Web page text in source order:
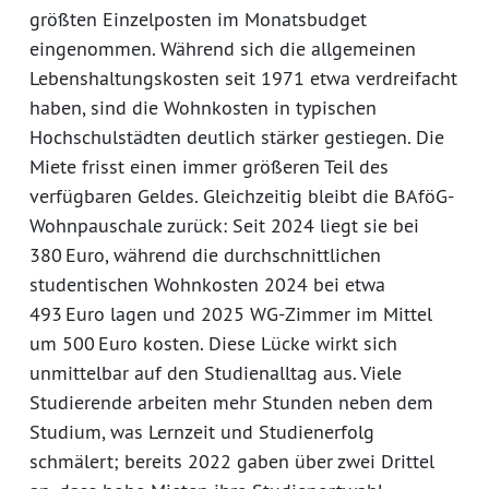
größten Einzelposten im Monatsbudget
eingenommen. Während sich die allgemeinen
Lebenshaltungskosten seit 1971 etwa verdreifacht
haben, sind die Wohnkosten in typischen
Hochschulstädten deutlich stärker gestiegen. Die
Miete frisst einen immer größeren Teil des
verfügbaren Geldes. Gleichzeitig bleibt die BAföG-
Wohnpauschale zurück: Seit 2024 liegt sie bei
380 Euro, während die durchschnittlichen
studentischen Wohnkosten 2024 bei etwa
493 Euro lagen und 2025 WG-Zimmer im Mittel
um 500 Euro kosten. Diese Lücke wirkt sich
unmittelbar auf den Studienalltag aus. Viele
Studierende arbeiten mehr Stunden neben dem
Studium, was Lernzeit und Studienerfolg
schmälert; bereits 2022 gaben über zwei Drittel